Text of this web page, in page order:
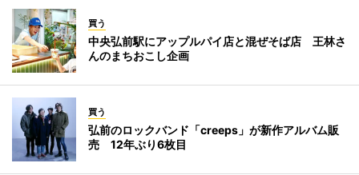
買う
中央弘前駅にアップルパイ店と混ぜそば店 王林さ
んのまちおこし企画
買う
弘前のロックバンド「creeps」が新作アルバム販
売 12年ぶり6枚目